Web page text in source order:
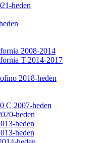
heden
2008-2014
T 2014-2017
2018-heden
C 2007-heden
heden
heden
heden